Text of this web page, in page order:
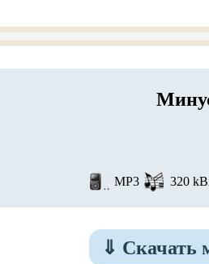
MP3 320
⇓ Скачать